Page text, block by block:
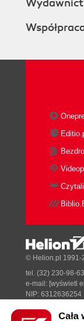
© Helion.pl 1991-
tel. (32) 230-98-63
e-mail: [wyświetl
NIP: 6312636254